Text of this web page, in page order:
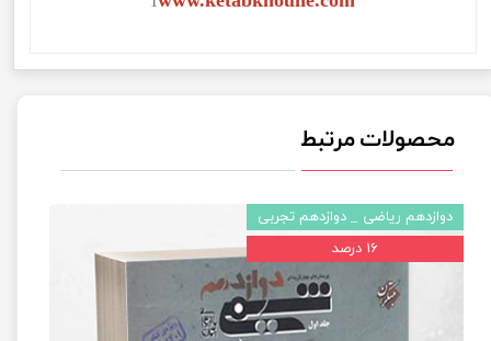
محصولات مرتبط
دوازدهم ریاضی _ دوازدهم تجربی
۱۶ درصد